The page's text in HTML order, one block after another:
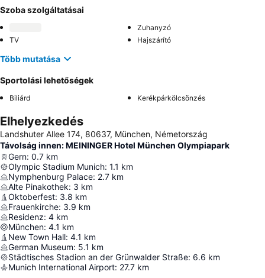
Szoba szolgáltatásai
Zuhanyzó
TV
Hajszárító
Több mutatása
Sportolási lehetőségek
Biliárd Kerékpárkölcsönzés
Elhelyezkedés
Landshuter Allee 174, 80637, München, Németország
Távolság innen: MEININGER Hotel München Olympiapark
Gern: 0.7 km
Olympic Stadium Munich: 1.1 km
Nymphenburg Palace: 2.7 km
Alte Pinakothek: 3 km
Oktoberfest: 3.8 km
Frauenkirche: 3.9 km
Residenz: 4 km
München: 4.1 km
New Town Hall: 4.1 km
German Museum: 5.1 km
Städtisches Stadion an der Grünwalder Straße: 6.6 km
Munich International Airport: 27.7 km